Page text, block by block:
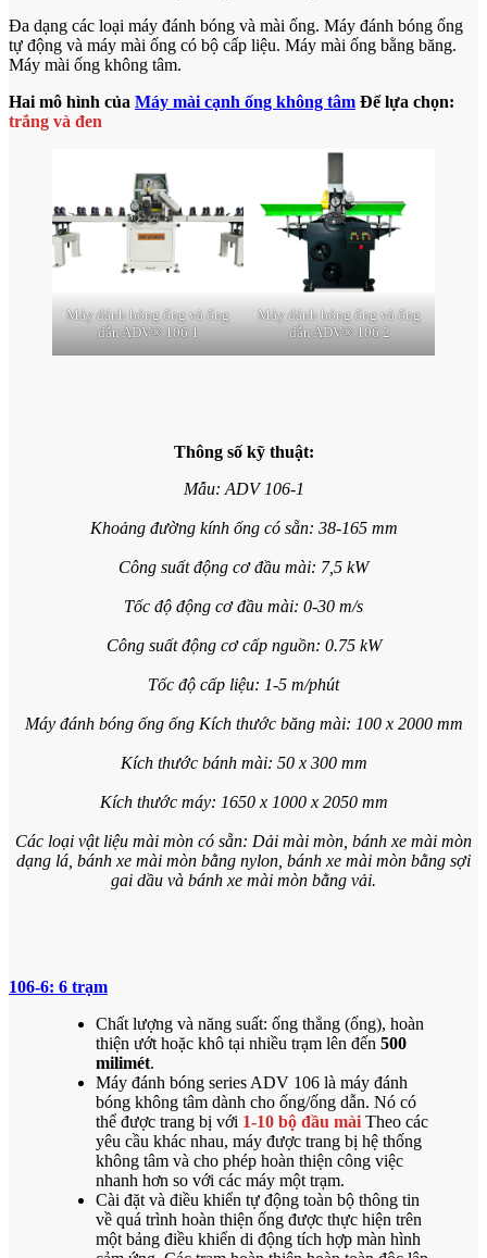
Đa dạng các loại máy đánh bóng và mài ống. Máy đánh bóng ống
tự động và máy mài ống có bộ cấp liệu. Máy mài ống bằng băng.
Máy mài ống không tâm.
Hai mô hình của Máy mài cạnh ống không tâm Để lựa chọn:
trắng và đen
Máy đánh bóng ống và ống
dẫn ADV® 106 1
Máy đánh bóng ống và ống
dẫn ADV® 106 2
Thông số kỹ thuật:
Mẫu: ADV 106-1
Khoảng đường kính ống có sẵn: 38-165 mm
Công suất động cơ đầu mài: 7,5 kW
Tốc độ động cơ đầu mài: 0-30 m/s
Công suất động cơ cấp nguồn: 0.75 kW
Tốc độ cấp liệu: 1-5 m/phút
Máy đánh bóng ống ống Kích thước băng mài: 100 x 2000 mm
Kích thước bánh mài: 50 x 300 mm
Kích thước máy: 1650 x 1000 x 2050 mm
Các loại vật liệu mài mòn có sẵn: Dải mài mòn, bánh xe mài mòn
dạng lá, bánh xe mài mòn bằng nylon, bánh xe mài mòn bằng sợi
gai dầu và bánh xe mài mòn bằng vải.
106-6: 6 trạm
Chất lượng và năng suất: ống thẳng (ống), hoàn
thiện ướt hoặc khô tại nhiều trạm lên đến 500
milimét.
Máy đánh bóng series ADV 106 là máy đánh
bóng không tâm dành cho ống/ống dẫn. Nó có
thể được trang bị với 1-10 bộ đầu mài Theo các
yêu cầu khác nhau, máy được trang bị hệ thống
không tâm và cho phép hoàn thiện công việc
nhanh hơn so với các máy một trạm.
Cài đặt và điều khiển tự động toàn bộ thông tin
về quá trình hoàn thiện ống được thực hiện trên
một bảng điều khiển di động tích hợp màn hình